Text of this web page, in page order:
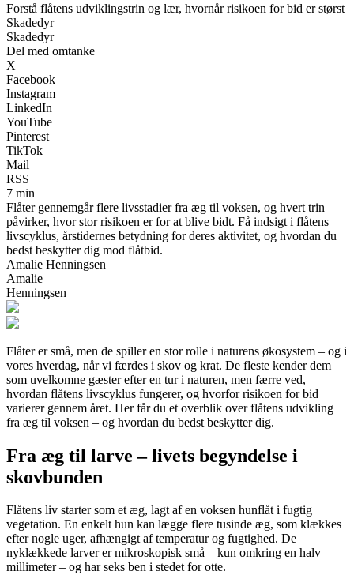
Forstå flåtens udviklingstrin og lær, hvornår risikoen for bid er størst
Skadedyr
Skadedyr
Del med omtanke
X
Facebook
Instagram
LinkedIn
YouTube
Pinterest
TikTok
Mail
RSS
7 min
Flåter gennemgår flere livsstadier fra æg til voksen, og hvert trin
påvirker, hvor stor risikoen er for at blive bidt. Få indsigt i flåtens
livscyklus, årstidernes betydning for deres aktivitet, og hvordan du
bedst beskytter dig mod flåtbid.
Amalie Henningsen
Amalie
Henningsen
Flåter er små, men de spiller en stor rolle i naturens økosystem – og i
vores hverdag, når vi færdes i skov og krat. De fleste kender dem
som uvelkomne gæster efter en tur i naturen, men færre ved,
hvordan flåtens livscyklus fungerer, og hvorfor risikoen for bid
varierer gennem året. Her får du et overblik over flåtens udvikling
fra æg til voksen – og hvordan du bedst beskytter dig.
Fra æg til larve – livets begyndelse i
skovbunden
Flåtens liv starter som et æg, lagt af en voksen hunflåt i fugtig
vegetation. En enkelt hun kan lægge flere tusinde æg, som klækkes
efter nogle uger, afhængigt af temperatur og fugtighed. De
nyklækkede larver er mikroskopisk små – kun omkring en halv
millimeter – og har seks ben i stedet for otte.